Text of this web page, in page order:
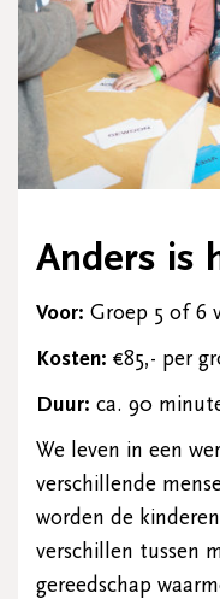
Anders is
Voor: Groep 5 of 6
Kosten: €85,- per
Duur: ca. 90
We leven in een
verschillende
worden de
verschillen tussen
gereedschap